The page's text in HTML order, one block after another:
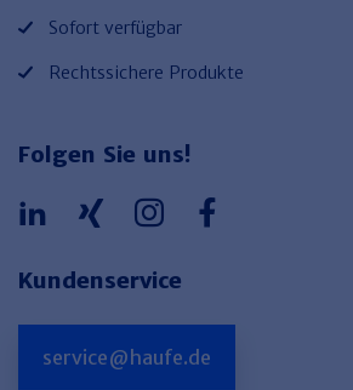
Sofort verfügbar
Rechtssichere Produkte
Folgen Sie uns!
Kundenservice
service@haufe.de